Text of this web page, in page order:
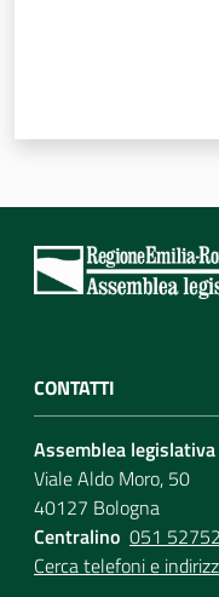
CONTATTI
Assemblea legislativa
Viale Aldo Moro, 50
40127 Bologna
Centralino 051
Cerca telefoni e